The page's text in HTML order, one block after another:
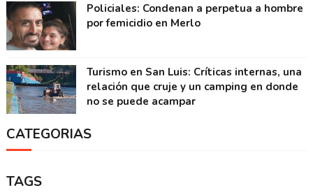
Policiales: Condenan a perpetua a hombre
por femicidio en Merlo
Turismo en San Luis: Críticas internas, una
relación que cruje y un camping en donde
no se puede acampar
CATEGORIAS
TAGS